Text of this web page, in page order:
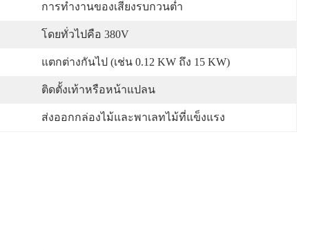
การทำงานของเสียงรบกวนต่ำ
โดยทั่วไปคือ 380V
แตกต่างกันไป (เช่น 0.12 KW ถึง 15 KW)
ติดตั้งเท้าหรือหน้าแปลน
ส่งออกกล่องไม้และพาเลทไม้ที่แข็งแรง